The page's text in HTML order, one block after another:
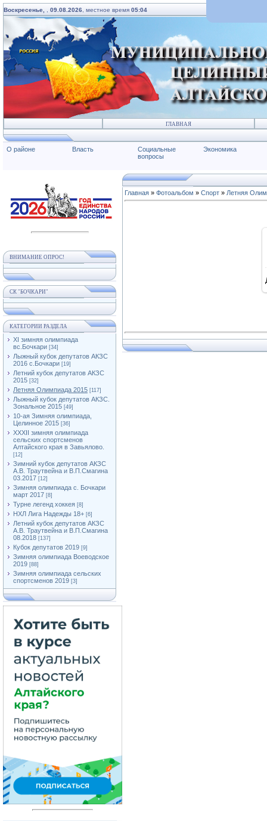
Воскресенье, 09.08.2026 , местное время 05:04
ГЛАВНАЯ
О районе Власть
Социальные
вопросы
Экономика
ВНИМАНИЕ ОПРОС!
СК "БОЧКАРИ"
КАТЕГОРИИ РАЗДЕЛА
XI зимняя олимпиада
вс.Бочкари [34]
Лыжный кубок депутатов АКЗС
2016 с.Бочкари [19]
Летний кубок депутатов АКЗС
2015 [32]
Летняя Олимпиада 2015 [117]
Лыжный кубок депутатов АКЗС.
Зональное 2015 [49]
10-ая Зимняя олимпиада,
Целинное 2015 [36]
XXXII зимняя олимпиада
сельских спортсменов
Алтайского края в Завьялово.
[12]
Зимний кубок депутатов АКЗС
А.В. Траутвейна и В.П.Смагина
03.2017 [12]
Зимняя олимпиада с. Бочкари
март 2017 [8]
Турне легенд хоккея [8]
НХЛ Лига Надежды 18+ [6]
Летний кубок депутатов АКЗС
А.В. Траутвейна и В.П.Смагина
08.2018 [137]
Кубок депутатов 2019 [9]
Зимняя олимпиада Воеводское
2019 [88]
Зимняя олимпиада сельских
спортсменов 2019 [3]
Главная » Фотоальбом » Спорт » Летняя